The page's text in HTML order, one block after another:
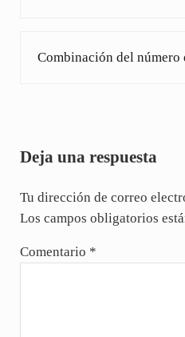
Combinación del número
Deja una respuesta
Tu dirección de correo
Los campos obligatorios
Comentario *